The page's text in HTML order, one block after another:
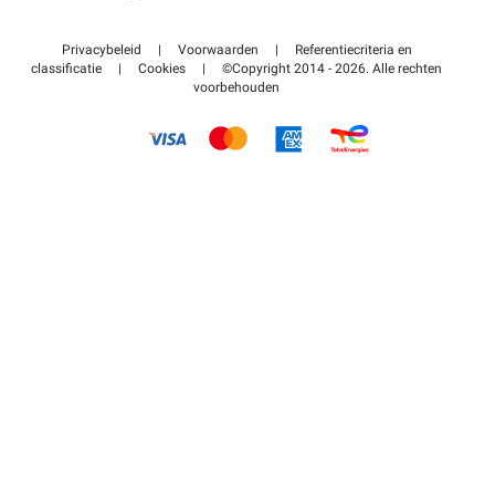
Word partner van Onepark
Helpcentrum
Betalen voor parkeren FLOW
Privacybeleid | Voorwaarden |
Referentiecriteria en
classificatie
| Cookies |
©Copyright 2014 - 2026. Alle rechten
voorbehouden